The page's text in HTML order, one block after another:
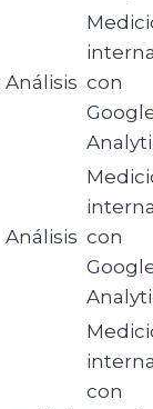
Análisis con
Análisis con
con